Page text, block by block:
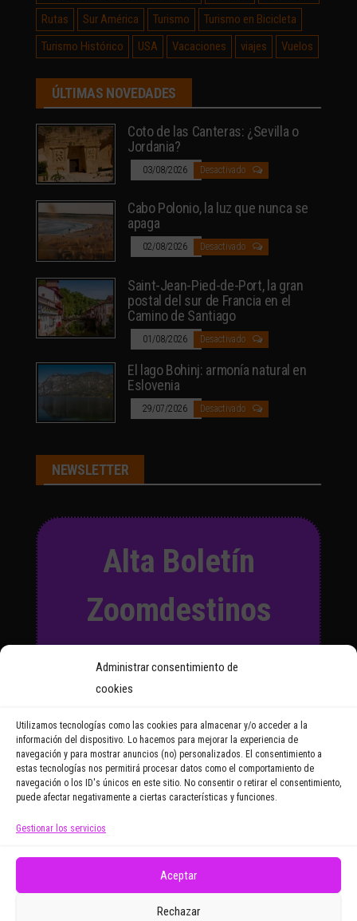
Administrar consentimiento de
cookies
Utilizamos tecnologías como las cookies para almacenar y/o acceder a la
información del dispositivo. Lo hacemos para mejorar la experiencia de
navegación y para mostrar anuncios (no) personalizados. El consentimiento a
estas tecnologías nos permitirá procesar datos como el comportamiento de
navegación o los ID's únicos en este sitio. No consentir o retirar el consentimiento,
puede afectar negativamente a ciertas características y funciones.
Gestionar los servicios
Aceptar
Rechazar
Rutas
Sur América Turismo
Turismo en Bicicleta
Turismo Histórico
USA Vacaciones viajes Vuelos
ÚLTIMAS NOVEDADES
Coto de las Canteras: ¿Sevilla o
Jordania?
03/08/2026 Desactivado
Cabo Polonio, la luz que nunca se
apaga
02/08/2026 Desactivado
Saint-Jean-Pied-de-Port, la gran
postal del sur de Francia en el
Camino de Santiago
01/08/2026 Desactivado
El lago Bohinj: armonía natural en
Eslovenia
29/07/2026 Desactivado
NEWSLETTER
Alta Boletín
Zoomdestinos
y recibirás regularmente las
noticias y reportajes que
Email Address
electrónicos promocionales de Zoomdestinos.es